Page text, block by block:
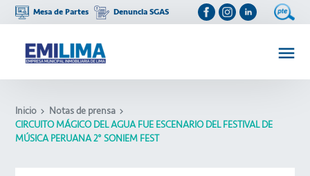
Mesa de Partes Denuncia SGAS
Inicio
Notas de prensa
CIRCUITO MÁGICO DEL AGUA FUE ESCENARIO DEL FESTIVAL DE
MÚSICA PERUANA 2° SONIEM FEST